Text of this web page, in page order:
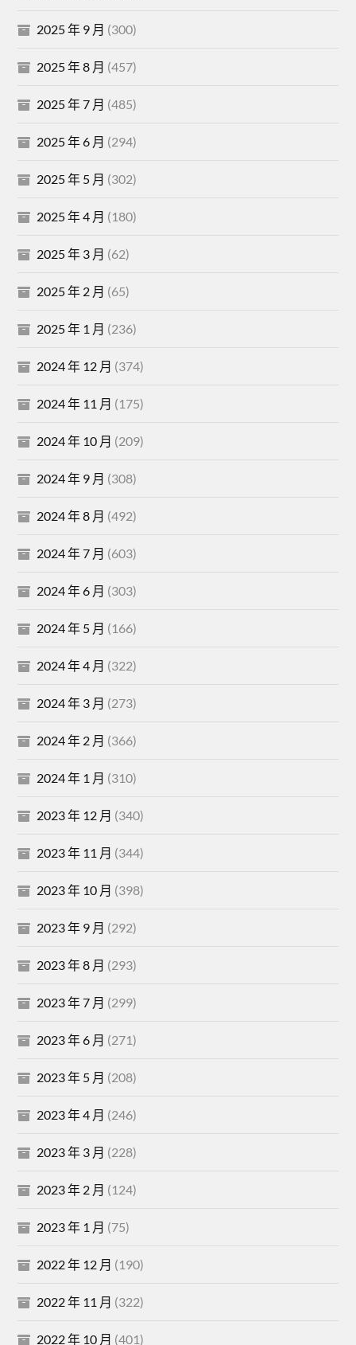
2025 年 9 月 (300)
2025 年 8 月 (457)
2025 年 7 月 (485)
2025 年 6 月 (294)
2025 年 5 月 (302)
2025 年 4 月 (180)
2025 年 3 月 (62)
2025 年 2 月 (65)
2025 年 1 月 (236)
2024 年 12 月 (374)
2024 年 11 月 (175)
2024 年 10 月 (209)
2024 年 9 月 (308)
2024 年 8 月 (492)
2024 年 7 月 (603)
2024 年 6 月 (303)
2024 年 5 月 (166)
2024 年 4 月 (322)
2024 年 3 月 (273)
2024 年 2 月 (366)
2024 年 1 月 (310)
2023 年 12 月 (340)
2023 年 11 月 (344)
2023 年 10 月 (398)
2023 年 9 月 (292)
2023 年 8 月 (293)
2023 年 7 月 (299)
2023 年 6 月 (271)
2023 年 5 月 (208)
2023 年 4 月 (246)
2023 年 3 月 (228)
2023 年 2 月 (124)
2023 年 1 月 (75)
2022 年 12 月 (190)
2022 年 11 月 (322)
2022 年 10 月 (401)